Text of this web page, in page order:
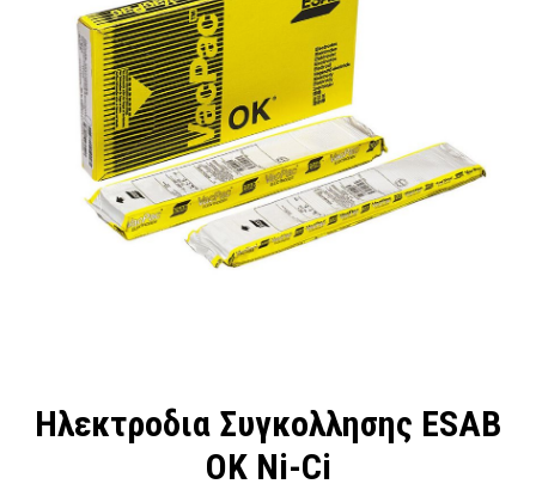
Ηλεκτροδια Συγκολλησης ESAB
OK Ni-Ci